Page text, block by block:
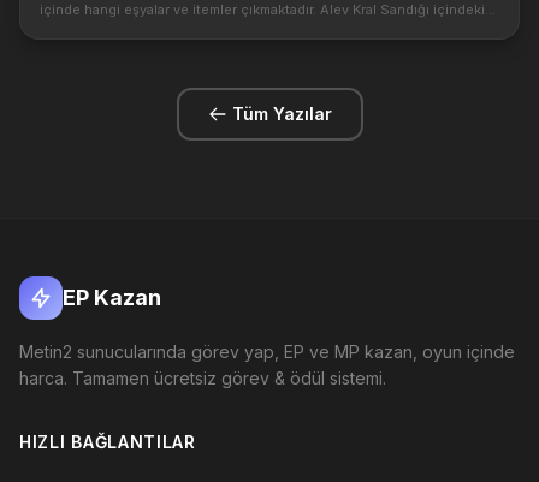
içinde hangi eşyalar ve itemler çıkmaktadır. Alev Kral Sandığı içindeki
Tüm Yazılar
EP Kazan
Metin2 sunucularında görev yap, EP ve MP kazan, oyun içinde
harca. Tamamen ücretsiz görev & ödül sistemi.
HIZLI BAĞLANTILAR